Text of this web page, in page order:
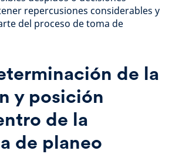
repercusiones considerables y
del proceso de toma de
de la
y posición
de la
de planeo